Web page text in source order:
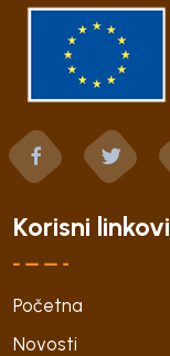
Korisni linkovi
Početna
Novosti